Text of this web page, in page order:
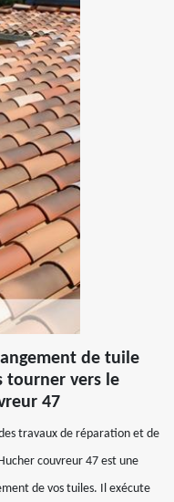
de tuile
tourner vers le
47
travaux de réparation et de
couvreur 47 est une
de vos tuiles. Il exécute